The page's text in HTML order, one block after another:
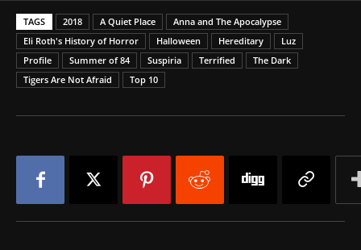
TAGS 2018 A Quiet Place
Anna and The Apocalypse
Eli Roth's History of Horror
Halloween Hereditary
Luz
Profile
Summer of 84 Suspiria Terrified
The Dark
Tigers Are Not Afraid
Top 10